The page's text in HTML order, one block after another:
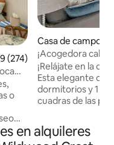
promedio: 4.99 de
(274)
o
los
de
Casa de campo
d Crest
¡Acogedora
playa y del paseo
¡Relájate en la
Esta elegante
dormitorios y 1
cuadras de las
moderna y
desemboca en
en alquileres